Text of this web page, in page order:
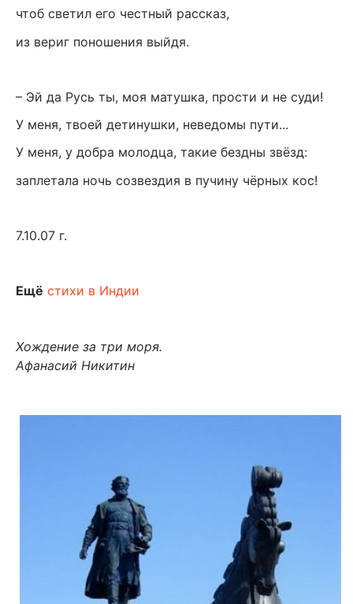
чтоб светил его честный рассказ,
из вериг поношения выйдя.
– Эй да Русь ты, моя матушка, прости и не суди!
У меня, твоей детинушки, неведомы пути...
У меня, у добра молодца, такие бездны звёзд:
заплетала ночь созвездия в пучину чёрных кос!
7.10.07 г.
Ещё стихи в Индии
Хождение за три моря.
Афанасий Никитин